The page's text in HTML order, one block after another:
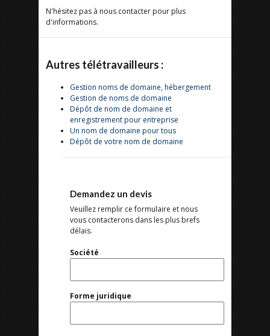
N'hésitez pas à nous contacter pour plus
d'informations.
Autres télétravailleurs :
Gestion noms de domaine, hébergement
Gestion de noms de domaine
Dépôt de nom de domaine et
enregistrement pour entreprise
Un nom de domaine pour tous
Dépôt de votre nom de domaine
Demandez un devis
Veuillez remplir ce formulaire et nous
vous contacterons dans les plus brefs
délais.
Société
Forme juridique